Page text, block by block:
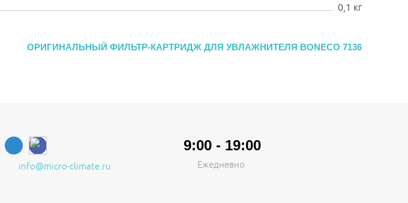
0,1 кг
ОРИГИНАЛЬНЫЙ ФИЛЬТР-КАРТРИДЖ ДЛЯ УВЛАЖНИТЕЛЯ BONECO 7136
info@micro-climate.ru
9:00 - 19:00
Ежедневно